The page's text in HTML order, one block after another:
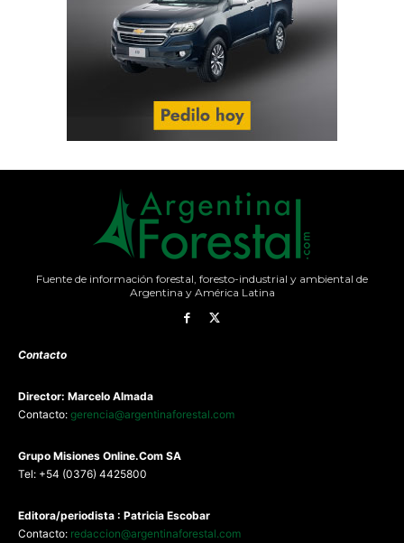
Fuente de información forestal, foresto-industrial y ambiental de
Argentina y América Latina
Contacto
Director: Marcelo Almada
Contacto: gerencia@argentinaforestal.com
Grupo Misiones Online.Com SA
Tel: +54 (0376) 4425800
Editora/periodista : Patricia Escobar
Contacto: redaccion@argentinaforestal.com